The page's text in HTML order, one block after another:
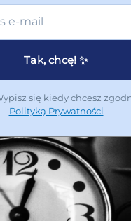
Tak, chcę! ✨
się kiedy chcesz
Polityką Prywatności